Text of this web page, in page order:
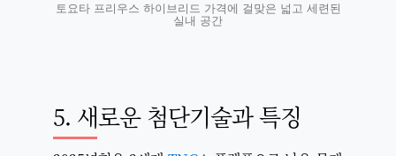
토요타 프리우스 하이브리드 가격에 걸맞은 넓고 세련된
실내 공간
5. 새로운 첨단기술과 특징